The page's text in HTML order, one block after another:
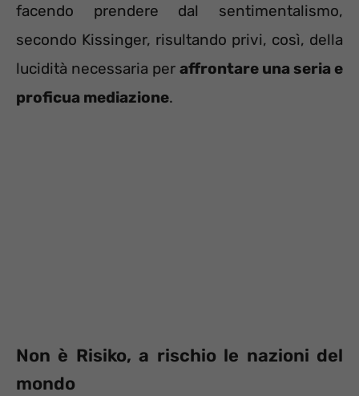
facendo prendere dal sentimentalismo,
secondo Kissinger, risultando privi, così, della
lucidità necessaria per affrontare una seria e
proficua mediazione.
Non è Risiko, a rischio le nazioni del
mondo